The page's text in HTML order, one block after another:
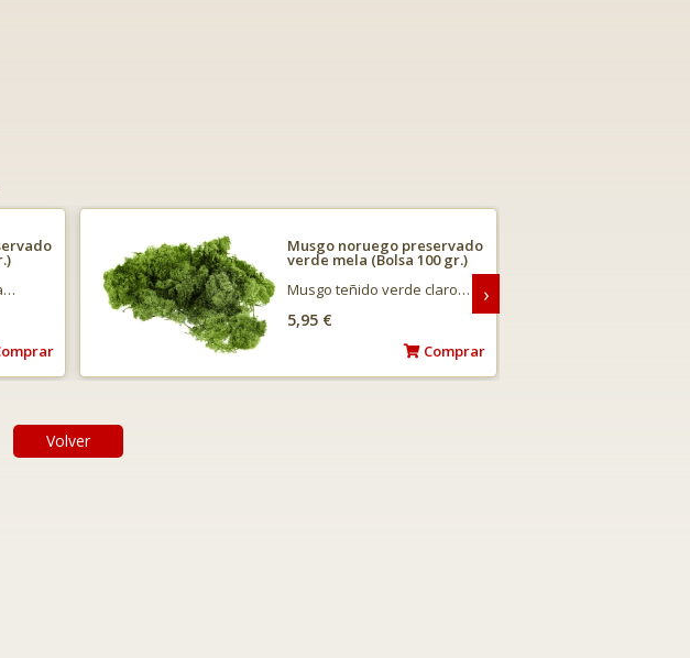
Musgo noruego preservado
verde mela (Bolsa 100 gr.)
Musgo teñido verde claro…
5,95 €
Comprar
›
Volver